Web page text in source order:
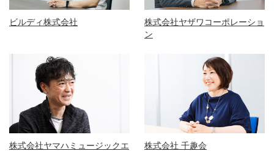
ビルディ株式会社
株式会社ヤザワコーポレーショ
ン
株式会社ヤマハミュージックエ
株式会社 千趣会